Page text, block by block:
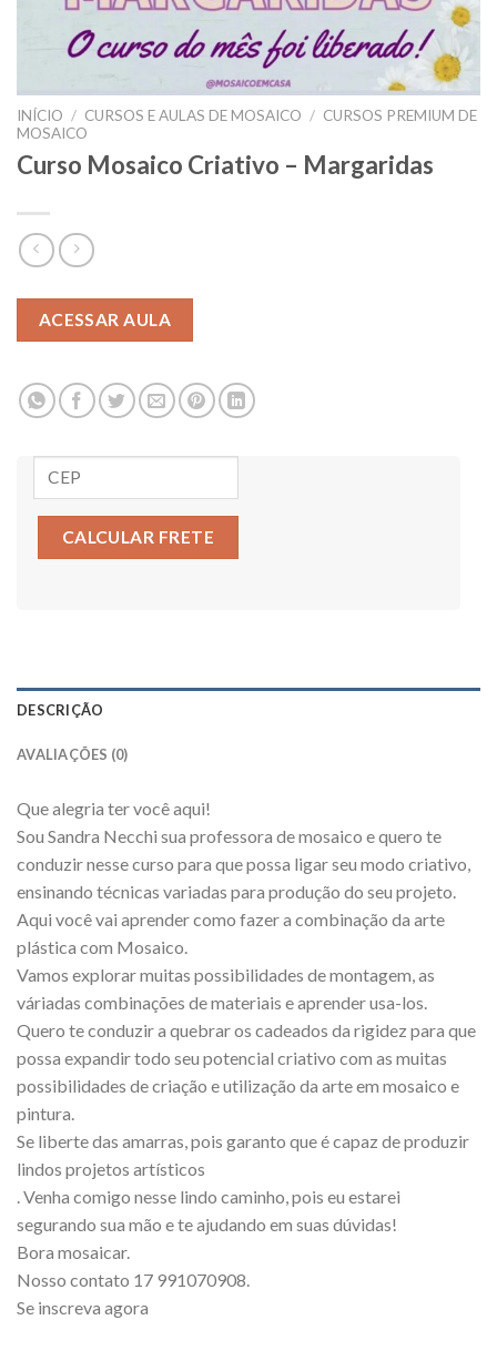
INÍCIO / CURSOS E AULAS DE MOSAICO / CURSOS PREMIUM DE
MOSAICO
Curso Mosaico Criativo – Margaridas
CALCULAR FRETE
ACESSAR AULA
DESCRIÇÃO
AVALIAÇÕES (0)
Que alegria ter você aqui!
Sou Sandra Necchi sua professora de mosaico e quero te
conduzir nesse curso para que possa ligar seu modo criativo,
ensinando técnicas variadas para produção do seu projeto.
Aqui você vai aprender como fazer a combinação da arte
plástica com Mosaico.
Vamos explorar muitas possibilidades de montagem, as
váriadas combinações de materiais e aprender usa-los.
Quero te conduzir a quebrar os cadeados da rigidez para que
possa expandir todo seu potencial criativo com as muitas
possibilidades de criação e utilização da arte em mosaico e
pintura.
Se liberte das amarras, pois garanto que é capaz de produzir
lindos projetos artísticos
. Venha comigo nesse lindo caminho, pois eu estarei
segurando sua mão e te ajudando em suas dúvidas!
Bora mosaicar.
Nosso contato 17 991070908.
Se inscreva agora